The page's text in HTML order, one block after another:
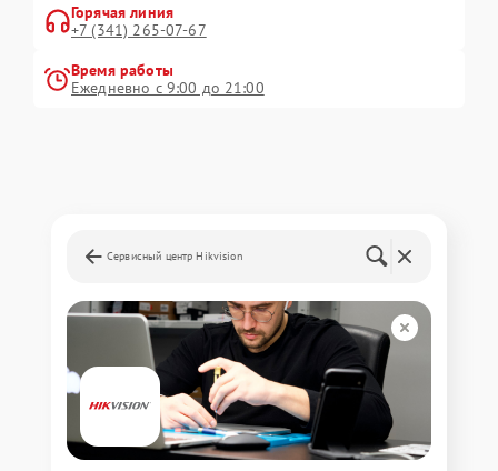
Горячая линия
+7 (341) 265-07-67
Время работы
Ежедневно с 9:00 до 21:00
Сервисный центр Hikvision